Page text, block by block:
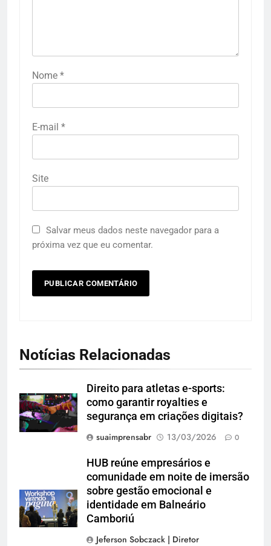
Nome *
E-mail *
Site
Salvar meus dados neste navegador para a
próxima vez que eu comentar.
Notícias Relacionadas
Direito para atletas e-sports:
como garantir royalties e
segurança em criações digitais?
suaimprensabr
13/03/2026 0
HUB reúne empresários e
comunidade em noite de imersão
sobre gestão emocional e
identidade em Balneário
Camboriú
Jeferson Sobczack | Diretor